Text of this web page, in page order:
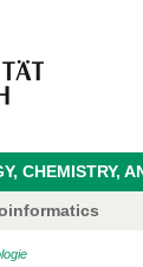
CHEMISTRY,